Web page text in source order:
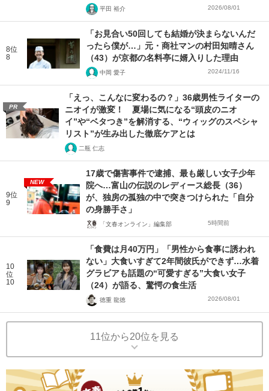
平田 裕介 2026/08/01
8位
8
「お見合い50回しても結婚が決まらないんだ
ったら僕が…」元・商社マンの村田知晴さん
（43）が京都の名料亭に婿入りした理由
中岡 愛子 2024/11/16
PR
「えっ、こんなに変わるの？」36歳男性ライターの
ニオイが激変！ 夏場に気になる“頭皮のニオ
イ”や“ベタつき”を解消する、“ウィッグのスペシャ
リスト”が生み出した徹底ケアとは
二瓶 仁志
9位
9
NEW
17歳で傷害事件で逮捕、最も厳しい女子少年
院へ…富山の伝説のレディース総長（36）
が、独房の孤独の中で突きつけられた「自分
の身勝手さ」
「文春オンライン」編集部 5時間前
10
位
10
「食費は月40万円」「男性から食事に誘われ
ない」大食いすぎて2年間彼氏ができず…水着
グラビアも話題の“可愛すぎる”大食い女子
（24）が語る、驚愕の食生活
徳重 龍徳 2026/08/01
11位から20位を見る